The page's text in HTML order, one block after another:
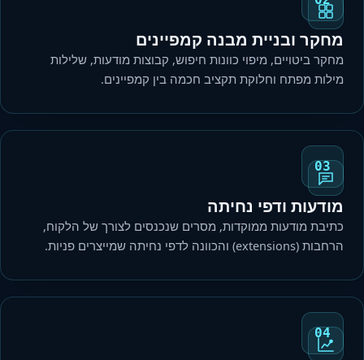
מחקר ובניית מבנה קמפיינים
מחקר ביטויים, מיפוי כוונות חיפוש, קבוצות מודעות, שלילות
מילות מפתח וחלוקת תקציב חכמה בין קמפיינים.
03
מודעות ודפי נחיתה
כתיבת מודעות ממוקדות, מסרים שנכנסים לצורך של הלקוח,
הרחבות (extensions) והכוונה לדפי נחיתה שמייצרים פניות.
04